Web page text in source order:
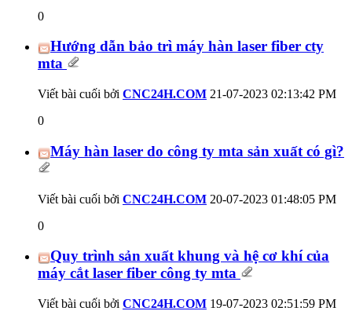
0
Hướng dẫn bảo trì máy hàn laser fiber cty
mta
Viết bài cuối bởi CNC24H.COM 21-07-2023 02:13:42 PM
0
Máy hàn laser do công ty mta sản xuất có gì?
Viết bài cuối bởi CNC24H.COM 20-07-2023 01:48:05 PM
0
Quy trình sản xuất khung và hệ cơ khí của
máy cắt laser fiber công ty mta
Viết bài cuối bởi CNC24H.COM 19-07-2023 02:51:59 PM